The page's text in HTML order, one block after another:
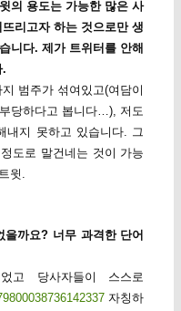
의 용도는 가능한 많은 사
리고자 하는 것으로만 생
니다. 제가 트위터를 안해
.
범주가 섞여있고(여담이
당하다고 봅니다…), 저도
내지 못하고 있습니다. 그
도로 말건네는 것이 가능
윗.
까요? 너무 과격한 단어
고 당사자들이 스스로
자칭하